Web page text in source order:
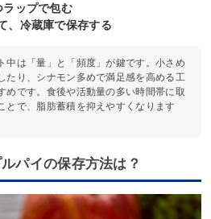
ップで包む
、冷蔵庫で保存する
中は「量」と「頻度」が鍵です。小さめ
たり、シナモン多めで満足感を高める工
めです。食後や活動量の多い時間帯に取
とで、脂肪蓄積を抑えやすくなります
パイの保存方法は？